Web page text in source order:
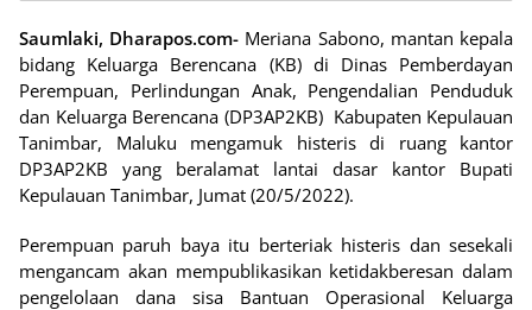
Saumlaki, Dharapos.com- Meriana Sabono, mantan kepala
bidang Keluarga Berencana (KB) di Dinas Pemberdayan
Perempuan, Perlindungan Anak, Pengendalian Penduduk
dan Keluarga Berencana (DP3AP2KB) Kabupaten Kepulauan
Tanimbar, Maluku mengamuk histeris di ruang kantor
DP3AP2KB yang beralamat lantai dasar kantor Bupati
Kepulauan Tanimbar, Jumat (20/5/2022).
Perempuan paruh baya itu berteriak histeris dan sesekali
mengancam akan mempublikasikan ketidakberesan dalam
pengelolaan dana sisa Bantuan Operasional Keluarga